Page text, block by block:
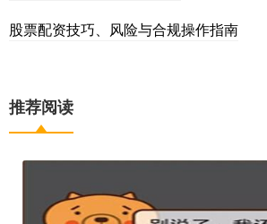
股票配资技巧、风险与合规操作指南
推荐阅读